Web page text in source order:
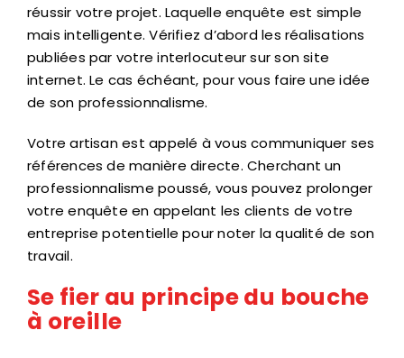
réussir votre projet. Laquelle enquête est simple
mais intelligente. Vérifiez d’abord les réalisations
publiées par votre interlocuteur sur son site
internet. Le cas échéant, pour vous faire une idée
de son professionnalisme.
Votre artisan est appelé à vous communiquer ses
références de manière directe. Cherchant un
professionnalisme poussé, vous pouvez prolonger
votre enquête en appelant les clients de votre
entreprise potentielle pour noter la qualité de son
travail.
Se fier au principe du bouche
à oreille